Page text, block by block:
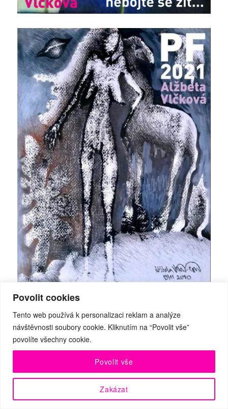
Povolit cookies
Tento web používá k personalizaci reklam a analýze
návštěvnosti soubory cookie. Kliknutím na “Povolit vše”
povolíte všechny cookie.
Zakázat
Povolit vše
Hned dvojici přání zaslala rovněž malířka a spisovatelka Alžběta
a současně i soutěžit o tři její knížky „Sfumato“